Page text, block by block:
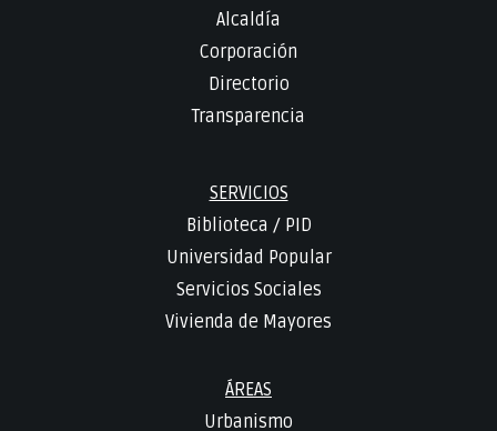
Alcaldía
Corporación
Directorio
Transparencia
SERVICIOS
Biblioteca / PID
Universidad Popular
Servicios Sociales
Vivienda de Mayores
ÁREAS
Urbanismo